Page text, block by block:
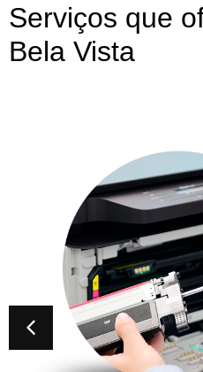
Serviços que
Bela Vista